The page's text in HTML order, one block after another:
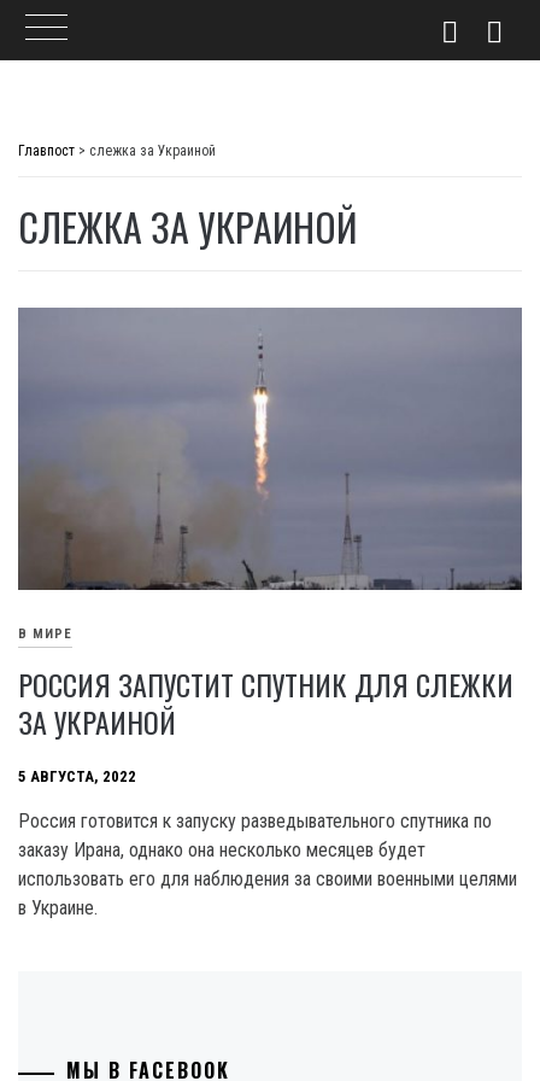
Главпост > слежка за Украиной
СЛЕЖКА ЗА УКРАИНОЙ
В МИРЕ
РОССИЯ ЗАПУСТИТ СПУТНИК ДЛЯ СЛЕЖКИ
ЗА УКРАИНОЙ
5 АВГУСТА, 2022
Россия готовится к запуску разведывательного спутника по
заказу Ирана, однако она несколько месяцев будет
использовать его для наблюдения за своими военными целями
в Украине.
МЫ В FACEBOOK